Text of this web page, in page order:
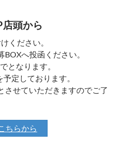
頭から
ください。
へ投函ください。
となります。
予定しております。
させていただきますのでご了
ちらから